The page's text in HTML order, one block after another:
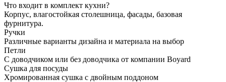
Что входит в комплект кухни?
Корпус, влагостойкая столешница, фасады, базовая
фурнитура.
Ручки
Различные варианты дизайна и материала на выбор
Петли
С доводчиком или без доводчика от компании Boyard
Сушка для посуды
Хромированная сушка с двойным поддоном